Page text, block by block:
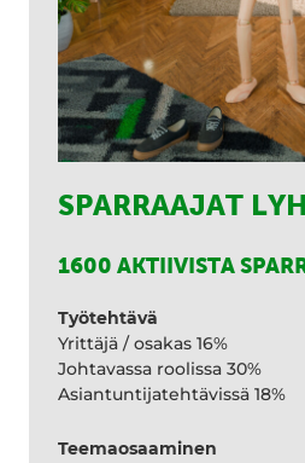
SPARRAAJAT
1600 AKTIIVISTA
Työtehtävä
Yrittäjä / osakas 16%
Johtavassa roolissa 30%
Asiantuntijatehtävissä 18%
Teemaosaaminen